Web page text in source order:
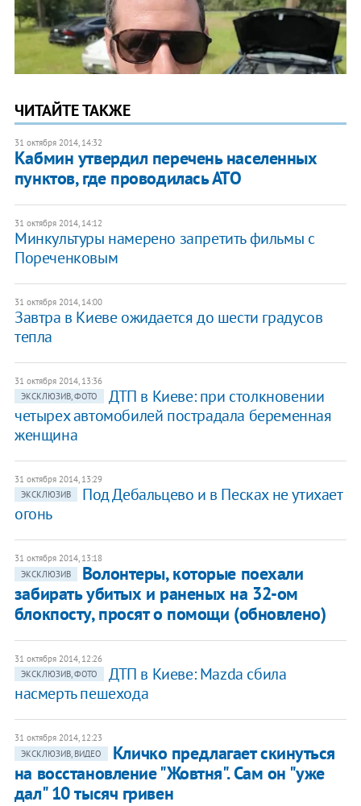
ЧИТАЙТЕ ТАКЖЕ
31 октября 2014, 14:32
Кабмин утвердил перечень населенных
пунктов, где проводилась АТО
31 октября 2014, 14:12
Минкультуры намерено запретить фильмы с
Пореченковым
31 октября 2014, 14:00
Завтра в Киеве ожидается до шести градусов
тепла
31 октября 2014, 13:36
ЭКСКЛЮЗИВ, ФОТО
ДТП в Киеве: при столкновении
четырех автомобилей пострадала беременная
женщина
31 октября 2014, 13:29
ЭКСКЛЮЗИВ
Под Дебальцево и в Песках не утихает
огонь
31 октября 2014, 13:18
ЭКСКЛЮЗИВ
Волонтеры, которые поехали
забирать убитых и раненых на 32-ом
блокпосту, просят о помощи (обновлено)
31 октября 2014, 12:26
ЭКСКЛЮЗИВ, ФОТО
ДТП в Киеве: Mazda сбила
насмерть пешехода
31 октября 2014, 12:23
ЭКСКЛЮЗИВ, ВИДЕО
Кличко предлагает скинуться
на восстановление "Жовтня". Сам он "уже
дал" 10 тысяч гривен